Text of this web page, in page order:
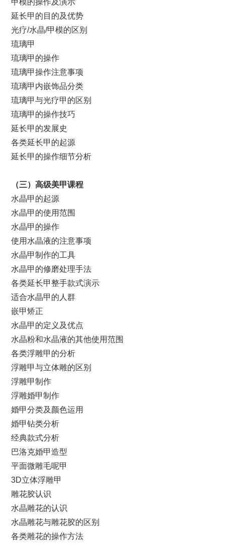
延长甲的目的及优势
光疗/水晶/甲模的区别
琉璃甲
琉璃甲的操作
琉璃甲操作注意事项
琉璃甲内嵌饰品分类
琉璃甲与光疗甲的区别
琉璃甲的操作技巧
延长甲的发展史
各类延长甲的起源
延长甲的操作细节分析
（三）高级美甲课程
水晶甲的起源
水晶甲的使用范围
水晶甲的操作
使用水晶液的注意事项
水晶甲制作的工具
水晶甲的修磨处理手法
各类延长甲整手款式演示
适合水晶甲的人群
嵌甲矫正
水晶甲的定义及优点
水晶粉和水晶液的其他使用范围
各类浮雕甲的分析
浮雕甲与立体雕的区别
浮雕甲制作
浮雕婚甲制作
婚甲分类及颜色运用
婚甲钻类分析
经典款式分析
巴洛克婚甲造型
平面微雕毛呢甲
3D立体浮雕甲
雕花胶认识
水晶雕花的认识
水晶雕花与雕花胶的区别
各类雕花的操作方法